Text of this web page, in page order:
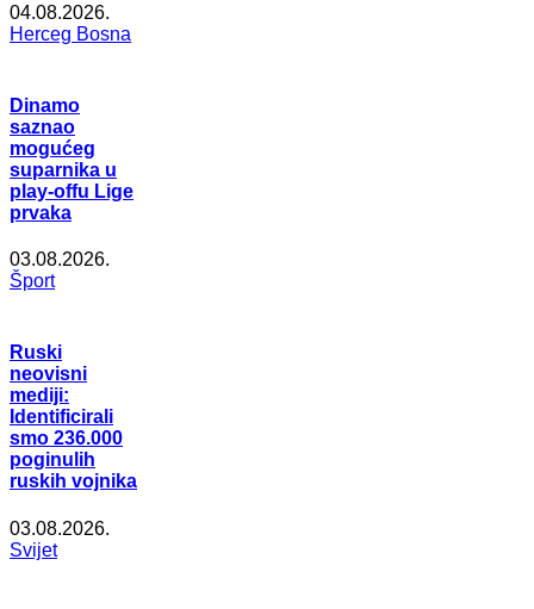
04.08.2026.
Herceg Bosna
Dinamo
saznao
mogućeg
suparnika u
play-offu Lige
prvaka
03.08.2026.
Šport
Ruski
neovisni
mediji:
Identificirali
smo 236.000
poginulih
ruskih vojnika
03.08.2026.
Svijet